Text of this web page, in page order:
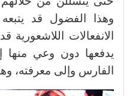
وهذا الفضول قد
الانفعالات
يدفعها دون وعي منها
الفارس وإلى معرفته،